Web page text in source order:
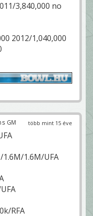
3,840,000 no
2012/1,040,000
több mint 15 éve
GM
1.6M/UFA
RFA